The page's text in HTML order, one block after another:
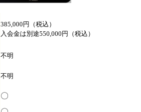
385,000円（税込）
入会金は別途550,000円（税込）
不明
不明
〇